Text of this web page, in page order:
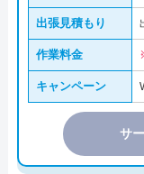
出張見積もり
作業料金
キャンペーン
サ